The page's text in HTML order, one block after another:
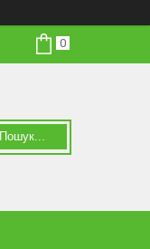
Пошук...